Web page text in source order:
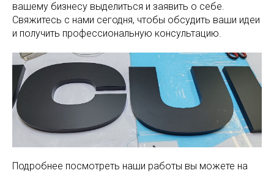
вашему бизнесу выделиться и заявить о себе.
Свяжитесь с нами сегодня, чтобы обсудить ваши идеи
и получить профессиональную консультацию.
Подробнее посмотреть наши работы вы можете на